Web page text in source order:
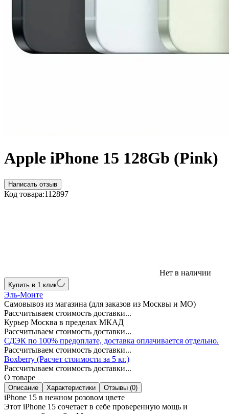
Apple iPhone 15 128Gb (Pink)
Написать отзыв
Код товара:112897
Нет в наличии
Купить в 1 клик
Эль-Монте
Самовывоз из магазина (для заказов из Москвы и МО)
Рассчитываем стоимость доставки...
Курьер Москва в пределах МКАД
Рассчитываем стоимость доставки...
СДЭК по 100% предоплате, доставка оплачивается отдельно.
Рассчитываем стоимость доставки...
Boxberry (Расчет стоимости за 5 кг.)
Рассчитываем стоимость доставки...
О товаре
Описание Характеристики Отзывы (0)
iPhone 15 в нежном розовом цвете
Этот iPhone 15 сочетает в себе проверенную мощь и